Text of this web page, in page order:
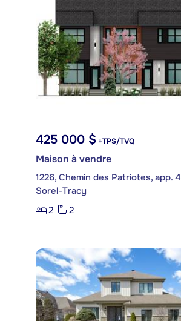
425 000 $ +TPS/TVQ
Maison à vendre
1226, Chemin des Patriotes, app. 4
Sorel-Tracy
2
2